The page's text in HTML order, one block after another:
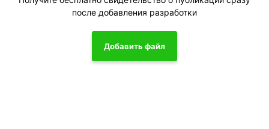
после добавления разработки
Добавить файл